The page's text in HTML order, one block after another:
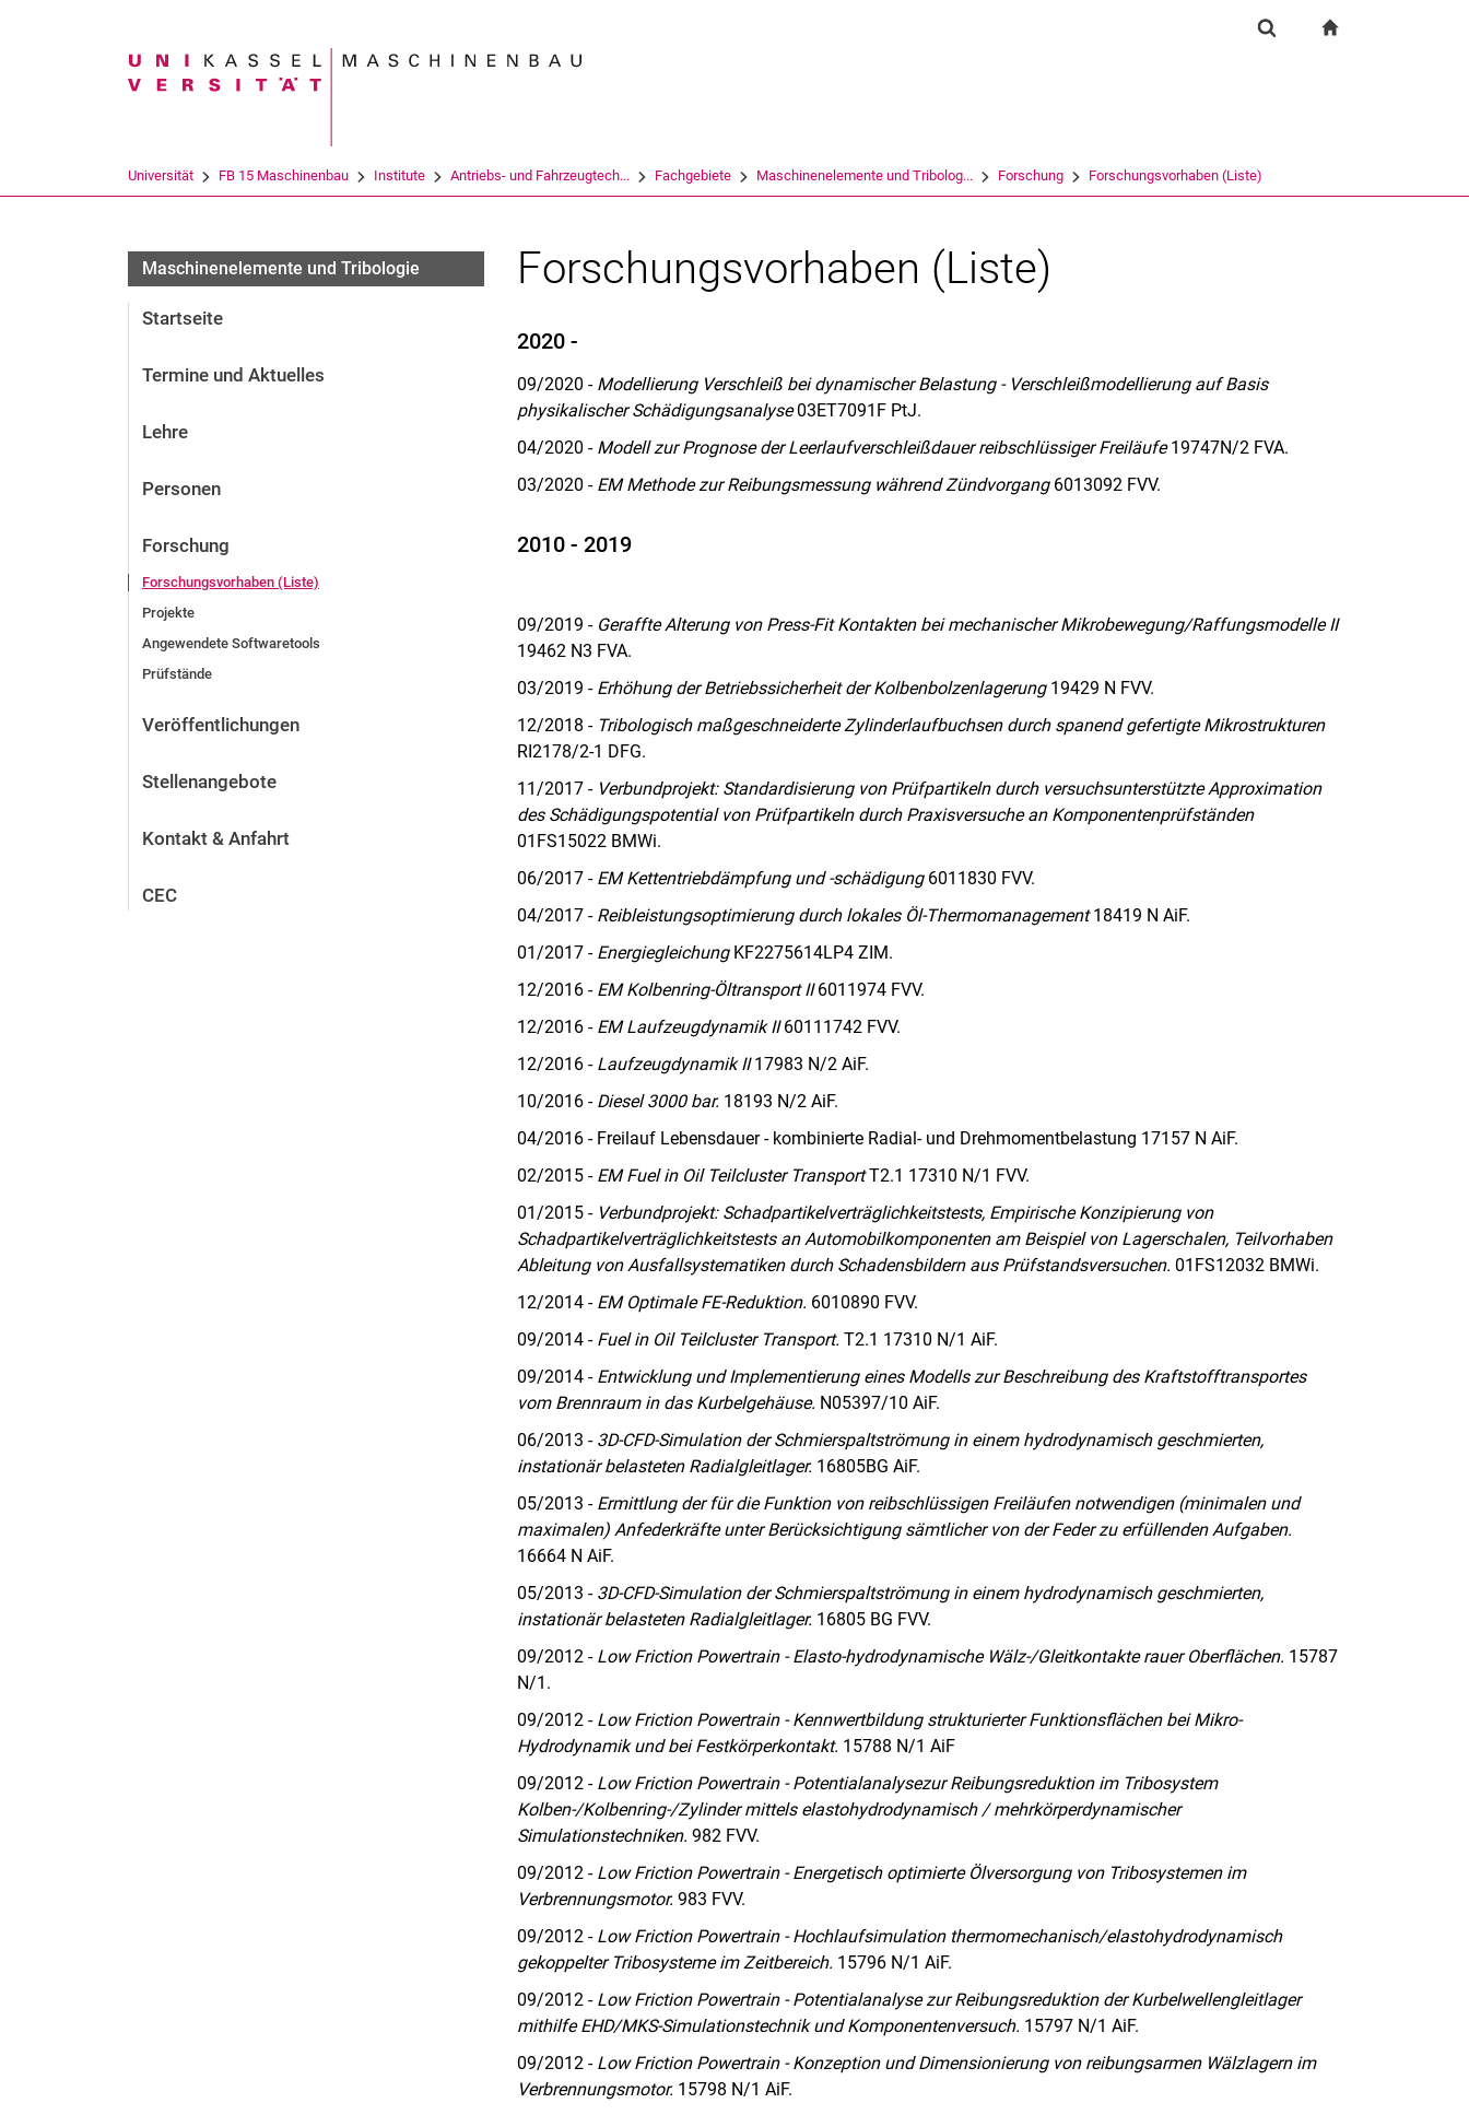
Suchbegriff
Universität FB 15 Maschinenbau Institute An­triebs- und Fahr­zeug­tech­... Fachgebiete Maschinenelemente und Tribolog... Forschung Forschungsvorhaben (Liste)
Maschinenelemente und Tribologie
Startseite
Termine und Aktuelles
Lehre
Personen
Forschung
Forschungsvorhaben (Liste)
Projekte
Angewendete Softwaretools
Prüfstände
Veröffentlichungen
Stellenangebote
Kontakt & Anfahrt
CEC
Forschungsvorhaben (Liste)
2020 -
09/2020 - Modellierung Verschleiß bei dynamischer Belastung - Verschleißmodellierung auf Basis
physikalischer Schädigungsanalyse03ET7091F PtJ.
04/2020 - Modell zur Prognose der Leerlaufverschleißdauer reibschlüssiger Freiläufe19747N/2 FVA.
03/2020 - EM Methode zur Reibungsmessung während Zündvorgang6013092 FVV.
2010 - 2019
09/2019 - Geraffte Alterung von Press-Fit Kontakten bei mechanischer Mikrobewegung/Raffungsmodelle II
19462 N3 FVA.
03/2019 -Erhöhung der Betriebssicherheit der Kolbenbolzenlagerung19429 N FVV.
12/2018 - Tribologisch maßgeschneiderte Zylinderlaufbuchsen durch spanend gefertigte Mikrostrukturen
RI2178/2-1 DFG.
11/2017 - Verbundprojekt: Standardisierung von Prüfpartikeln durch versuchsunterstützte Approximation
des Schädigungspotential von Prüfpartikeln durch Praxisversuche an Komponentenprüfständen
01FS15022 BMWi.
06/2017 - EM Kettentriebdämpfung und -schädigung6011830 FVV.
04/2017 - Reibleistungsoptimierung durch lokales Öl-Thermomanagement18419 N AiF.
01/2017 - EnergiegleichungKF2275614LP4 ZIM.
12/2016 - EM Kolbenring-Öltransport II6011974 FVV.
12/2016 - EM Laufzeugdynamik II60111742 FVV.
12/2016 -Laufzeugdynamik II17983 N/2 AiF.
10/2016 - Diesel 3000 bar. 18193 N/2 AiF.
04/2016 - Freilauf Lebensdauer - kombinierte Radial- und Drehmomentbelastung 17157 N AiF.
02/2015 - EM Fuel in Oil Teilcluster TransportT2.1 17310 N/1 FVV.
01/2015 - Verbundprojekt: Schadpartikelverträglichkeitstests, Empirische Konzipierung von
Schadpartikelverträglichkeitstests an Automobilkomponenten am Beispiel von Lagerschalen, Teilvorhaben
Ableitung von Ausfallsystematiken durch Schadensbildern aus Prüfstandsversuchen. 01FS12032 BMWi.
12/2014 - EM Optimale FE-Reduktion. 6010890 FVV.
09/2014 - Fuel in Oil Teilcluster Transport. T2.1 17310 N/1 AiF.
09/2014 - Entwicklung und Implementierung eines Modells zur Beschreibung des Kraftstofftransportes
vom Brennraum in das Kurbelgehäuse. N05397/10 AiF.
06/2013 - 3D-CFD-Simulation der Schmierspaltströmung in einem hydrodynamisch geschmierten,
instationär belasteten Radialgleitlager. 16805BG AiF.
05/2013 - Ermittlung der für die Funktion von reibschlüssigen Freiläufen notwendigen (minimalen und
maximalen) Anfederkräfte unter Berücksichtigung sämtlicher von der Feder zu erfüllenden Aufgaben.
16664 N AiF.
05/2013 - 3D-CFD-Simulation der Schmierspaltströmung in einem hydrodynamisch geschmierten,
instationär belasteten Radialgleitlager. 16805 BG FVV.
09/2012 - Low Friction Powertrain - Elasto-hydrodynamische Wälz-/Gleitkontakte rauer Oberflächen. 15787
N/1.
09/2012 - Low Friction Powertrain - Kennwertbildung strukturierter Funktionsflächen bei Mikro-
Hydrodynamik und bei Festkörperkontakt. 15788 N/1 AiF
09/2012 - Low Friction Powertrain - Potentialanalysezur Reibungsreduktion im Tribosystem
Kolben-/Kolbenring-/Zylinder mittels elastohydrodynamisch / mehrkörperdynamischer
Simulationstechniken. 982 FVV.
09/2012 - Low Friction Powertrain - Energetisch optimierte Ölversorgung von Tribosystemen im
Verbrennungsmotor. 983 FVV.
09/2012 - Low Friction Powertrain - Hochlaufsimulation thermomechanisch/elastohydrodynamisch
gekoppelter Tribosysteme im Zeitbereich. 15796 N/1 AiF.
09/2012 - Low Friction Powertrain - Potentialanalyse zur Reibungsreduktion der Kurbelwellengleitlager
mithilfe EHD/MKS-Simulationstechnik und Komponentenversuch. 15797 N/1 AiF.
09/2012 - Low Friction Powertrain - Konzeption und Dimensionierung von reibungsarmen Wälzlagern im
Verbrennungsmotor. 15798 N/1 AiF.